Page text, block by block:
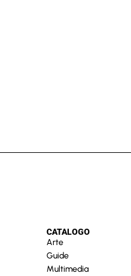
CATALOGO
Arte
Guide
Multimedia